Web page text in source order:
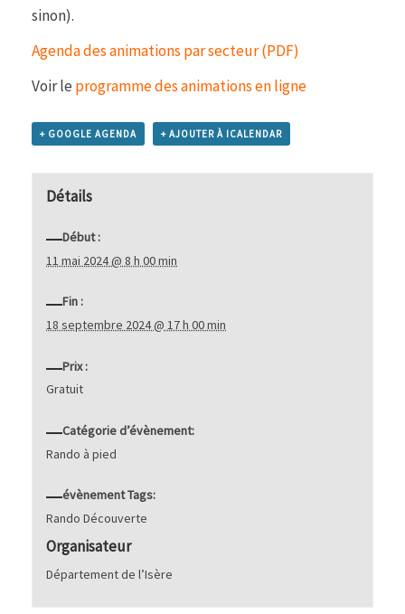
sinon).
Agenda des animations par secteur (PDF)
Voir leprogramme des animations en ligne
+ GOOGLE AGENDA + AJOUTER À ICALENDAR
Détails
Début :
11 mai 2024 @ 8 h 00 min
Fin :
18 septembre 2024 @ 17 h 00 min
Prix :
Gratuit
Catégorie d’évènement:
Rando à pied
évènement Tags:
Rando Découverte
Organisateur
Département de l’Isère